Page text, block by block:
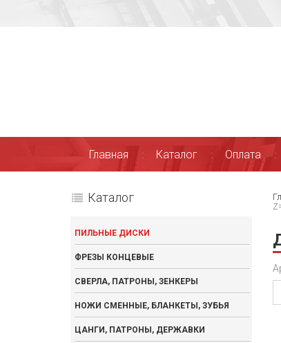
Главная Каталог Оплата
Каталог
ПИЛЬНЫЕ ДИСКИ
ФРЕЗЫ КОНЦЕВЫЕ
СВЕРЛА, ПАТРОНЫ, ЗЕНКЕРЫ
НОЖИ СМЕННЫЕ, БЛАНКЕТЫ, ЗУБЬЯ
ЦАНГИ, ПАТРОНЫ, ДЕРЖАВКИ